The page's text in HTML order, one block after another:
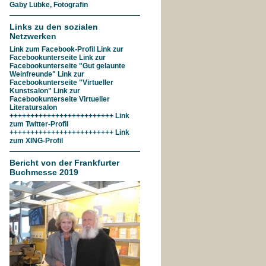
Gaby Lübke, Fotografin
Links zu den sozialen
Netzwerken
Link zum Facebook-Profil Link zur
Facebookunterseite Link zur
Facebookunterseite "Gut gelaunte
Weinfreunde" Link zur
Facebookunterseite "Virtueller
Kunstsalon" Link zur
Facebookunterseite Virtueller
Literatursalon
+++++++++++++++++++++++++ Link
zum Twitter-Profil
+++++++++++++++++++++++++ Link
zum XING-Profil
Bericht von der Frankfurter
Buchmesse 2019